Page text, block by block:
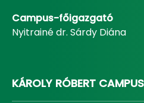
Campus-főigazgató
Nyitrainé dr. Sárdy Diána
KÁROLY RÓBERT CAMPUS